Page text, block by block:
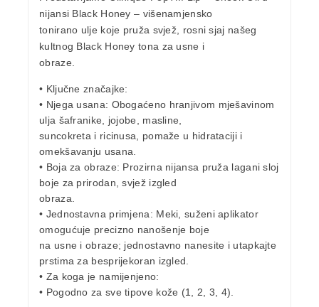
nijansi Black Honey– višenamjensko
tonirano ulje koje pruža svjež, rosni sjaj našeg
kultnog Black Honey tona za usne i
obraze.
• Ključne značajke:
• Njega usana: Obogaćeno hranjivom mješavinom
ulja šafranike, jojobe, masline,
suncokreta i ricinusa, pomaže u hidrataciji i
omekšavanju usana.
• Boja za obraze: Prozirna nijansa pruža lagani sloj
boje za prirodan, svjež izgled
obraza.
• Jednostavna primjena: Meki, suženi aplikator
omogućuje precizno nanošenje boje
na usne i obraze; jednostavno nanesite i utapkajte
prstima za besprijekoran izgled.
• Za koga je namijenjeno:
• Pogodno za sve tipove kože (1, 2, 3, 4).